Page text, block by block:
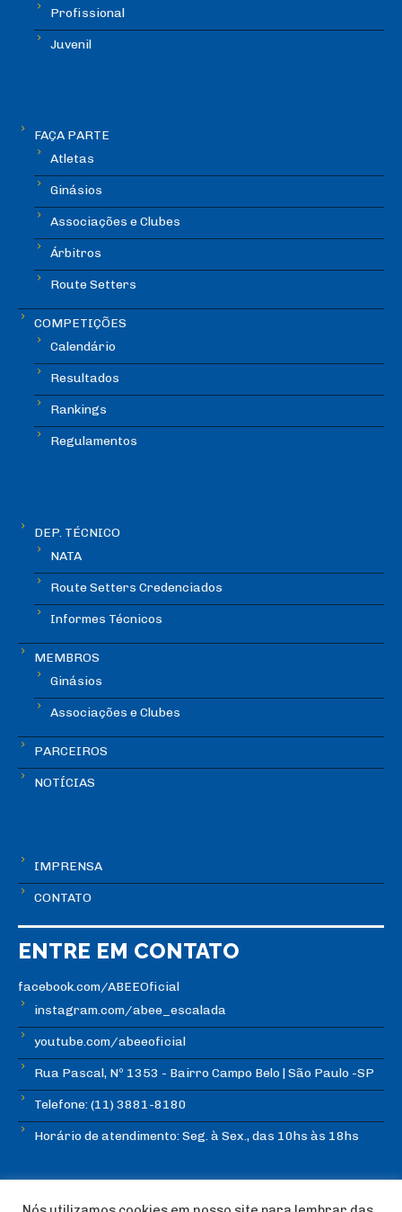
Profissional
Juvenil
FAÇA PARTE
Atletas
Ginásios
Associações e Clubes
Árbitros
Route Setters
COMPETIÇÕES
Calendário
Resultados
Rankings
Regulamentos
DEP. TÉCNICO
NATA
Route Setters Credenciados
Informes Técnicos
MEMBROS
Ginásios
Associações e Clubes
PARCEIROS
NOTÍCIAS
IMPRENSA
CONTATO
ENTRE EM CONTATO
facebook.com/ABEEOficial
instagram.com/abee_escalada
youtube.com/abeeoficial
Rua Pascal, Nº 1353 - Bairro Campo Belo | São Paulo -SP
Telefone: (11) 3881-8180
Horário de atendimento: Seg. à Sex., das 10hs às 18hs